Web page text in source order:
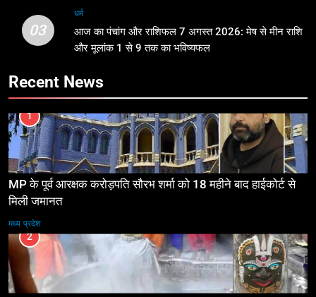
03
धर्म
आज का पंचांग और राशिफल 7 अगस्त 2026: मेष से मीन राशि
और मूलांक 1 से 9 तक का भविष्यफल
Recent News
1
MP के पूर्व आरक्षक करोड़पति सौरभ शर्मा को 18 महीने बाद हाईकोर्ट से
मिली जमानत
मध्य प्रदेश
2